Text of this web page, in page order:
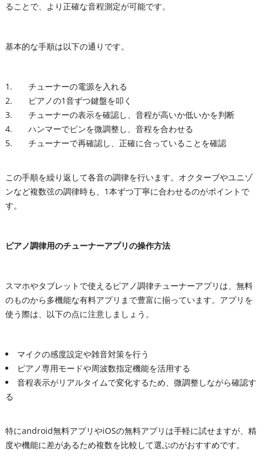
ることで、より正確な音程測定が可能です。
基本的な手順は以下の通りです。
チューナーの電源を入れる
ピアノの1音ずつ鍵盤を叩く
チューナーの表示を確認し、音程が高いか低いかを判断
ハンマーでピンを微調整し、音程を合わせる
チューナーで再確認し、正確に合っていることを確認
この手順を繰り返して各音の調律を行います。オクターブやユニゾ
ンなど複数弦の調律時も、1本ずつ丁寧に合わせるのがポイントで
す。
ピアノ調律用のチューナーアプリの操作方法
スマホやタブレットで使えるピアノ調律チューナーアプリは、無料
のものから多機能な有料アプリまで豊富に揃っています。アプリを
使う際は、以下の点に注意しましょう。
マイクの感度設定や雑音対策を行う
ピアノ専用モードや周波数指定機能を活用する
音程表示がリアルタイムで変化するため、微調整しながら確認す
る
特にandroid無料アプリやiOSの無料アプリは手軽に試せますが、精
度や機能に差があるため複数を比較して選ぶのがおすすめです。